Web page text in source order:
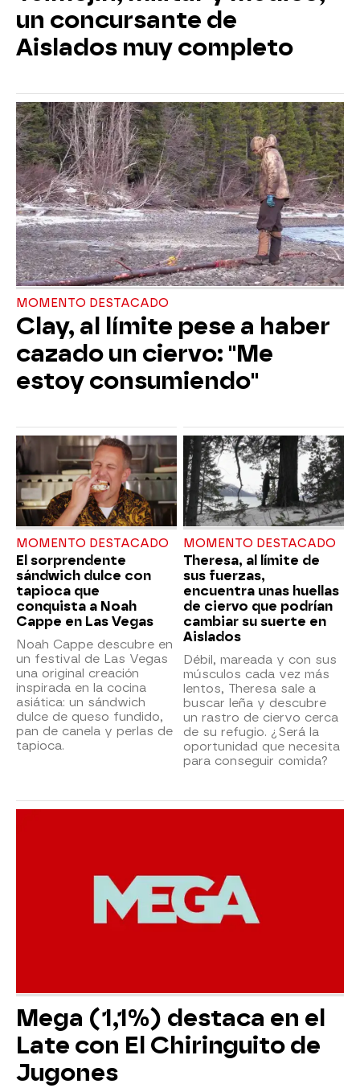
un concursante de
Aislados muy completo
MOMENTO DESTACADO
Clay, al límite pese a haber
cazado un ciervo: "Me
estoy consumiendo"
MOMENTO DESTACADO
El sorprendente
sándwich dulce con
tapioca que
conquista a Noah
Cappe en Las Vegas
Noah Cappe descubre en
un festival de Las Vegas
una original creación
inspirada en la cocina
asiática: un sándwich
dulce de queso fundido,
pan de canela y perlas de
tapioca.
MOMENTO DESTACADO
Theresa, al límite de
sus fuerzas,
encuentra unas huellas
de ciervo que podrían
cambiar su suerte en
Aislados
Débil, mareada y con sus
músculos cada vez más
lentos, Theresa sale a
buscar leña y descubre
un rastro de ciervo cerca
de su refugio. ¿Será la
oportunidad que necesita
para conseguir comida?
Mega (1,1%) destaca en el
Late con El Chiringuito de
Jugones